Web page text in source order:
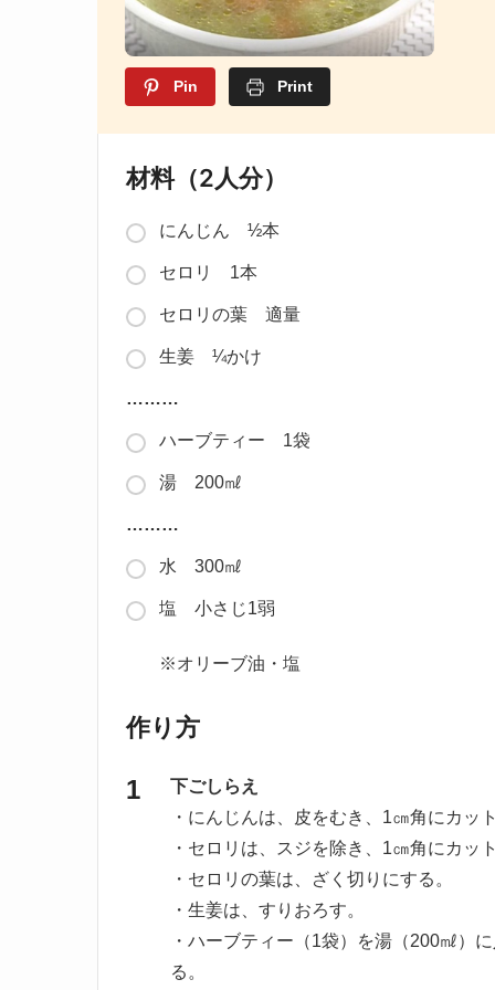
Pin Print
材料（2人分）
にんじん ½本
セロリ 1本
セロリの葉 適量
生姜 ¼かけ
………
ハーブティー 1袋
湯 200㎖
………
水 300㎖
塩 小さじ1弱
※オリーブ油・塩
作り方
下ごしらえ
・にんじんは、皮をむき、1㎝角にカッ
・セロリは、スジを除き、1㎝角にカッ
・セロリの葉は、ざく切りにする。
・生姜は、すりおろす。
・ハーブティー（1袋）を湯（200㎖）
る。